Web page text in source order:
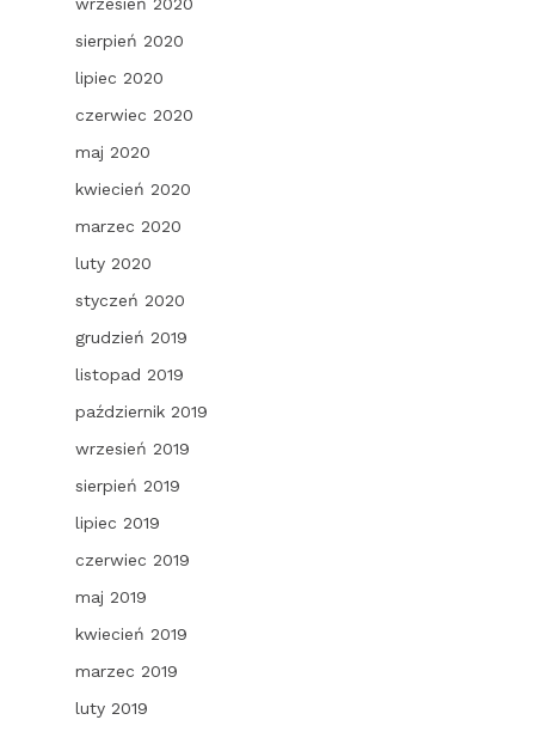
sierpień 2020
lipiec 2020
czerwiec 2020
maj 2020
kwiecień 2020
marzec 2020
luty 2020
styczeń 2020
grudzień 2019
listopad 2019
październik 2019
wrzesień 2019
sierpień 2019
lipiec 2019
czerwiec 2019
maj 2019
kwiecień 2019
marzec 2019
luty 2019